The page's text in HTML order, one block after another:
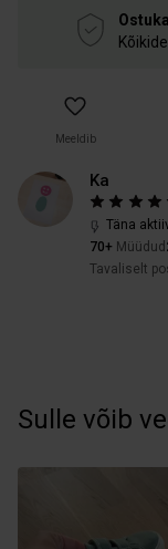
Kõikidel
Meeldib
Ka
Täna
70+ Müüdud
Tavaliselt
Sulle võib